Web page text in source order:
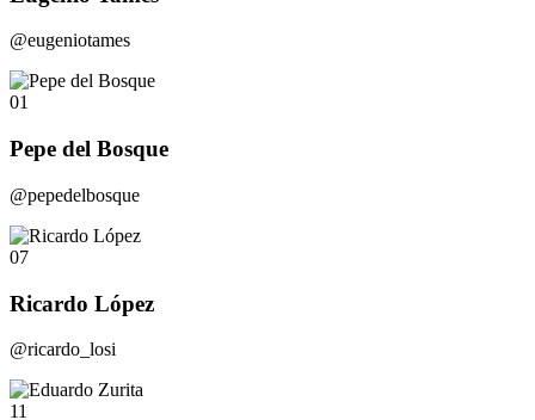
@eugeniotames
01
Pepe del Bosque
@pepedelbosque
07
Ricardo López
@ricardo_losi
11